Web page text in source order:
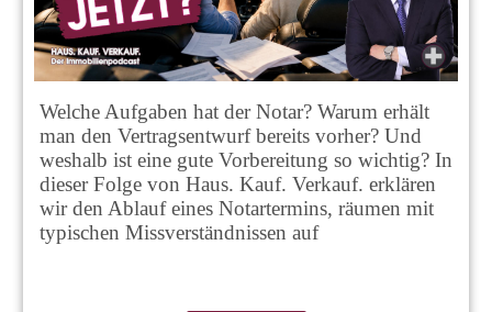
Welche Aufgaben hat der Notar? Warum erhält
man den Vertragsentwurf bereits vorher? Und
weshalb ist eine gute Vorbereitung so wichtig? In
dieser Folge von Haus. Kauf. Verkauf. erklären
wir den Ablauf eines Notartermins, räumen mit
typischen Missverständnissen auf